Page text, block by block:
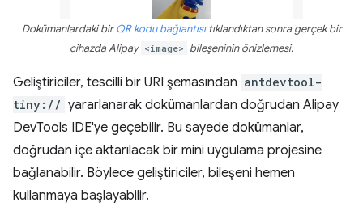
Dokümanlardaki birQR kodu bağlantısıtıklandıktan sonra gerçek bir
cihazda Alipay <image> bileşeninin önizlemesi.
Geliştiriciler, tescilli bir URI şemasından antdevtool-
tiny:// yararlanarak dokümanlardan doğrudan Alipay
DevTools IDE'ye geçebilir. Bu sayede dokümanlar,
doğrudan içe aktarılacak bir mini uygulama projesine
bağlanabilir. Böylece geliştiriciler, bileşeni hemen
kullanmaya başlayabilir.